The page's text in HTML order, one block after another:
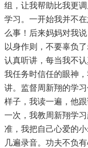
组，让我帮助比我更
学习。一开始我并不
么事！后来妈妈对我
以身作则，不要辜负
认真听讲，每当我不
我任务时信任的眼神
讲。监督周新翔的学
样子，我读一遍，他
一次，我教周新翔学
准，我把自己心爱的
几遍录音。功夫不负